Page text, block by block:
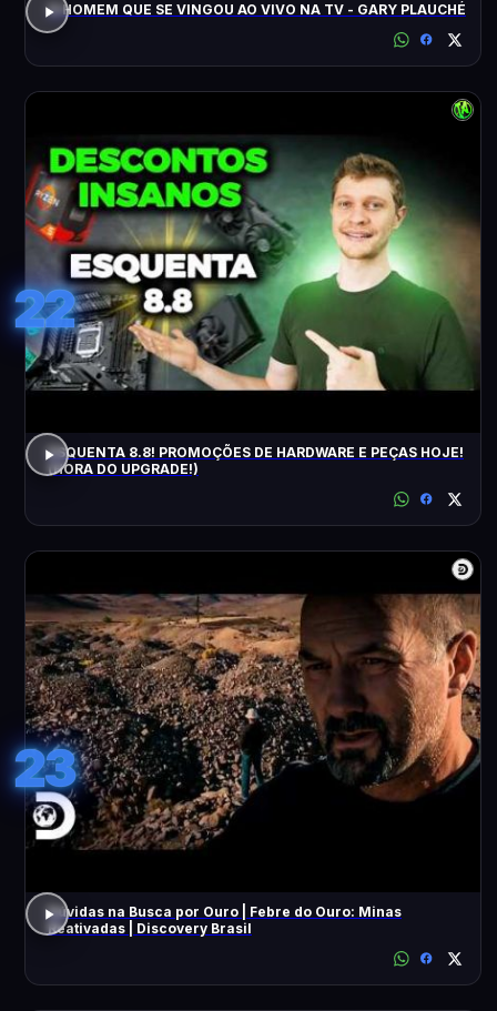
O HOMEM QUE SE VINGOU AO VIVO NA TV - GARY PLAUCHÉ
22
ESQUENTA 8.8! PROMOÇÕES DE HARDWARE E PEÇAS HOJE!
(HORA DO UPGRADE!)
23
Dúvidas na Busca por Ouro | Febre do Ouro: Minas
Reativadas | Discovery Brasil